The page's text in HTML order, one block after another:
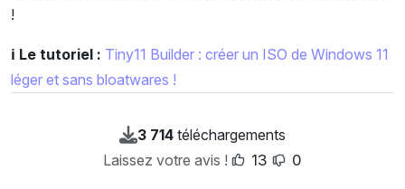
!
ℹ️ Le tutoriel : Tiny11 Builder : créer un ISO de Windows 11
léger et sans bloatwares !
3 714 téléchargements
Laissez votre avis !
13 0